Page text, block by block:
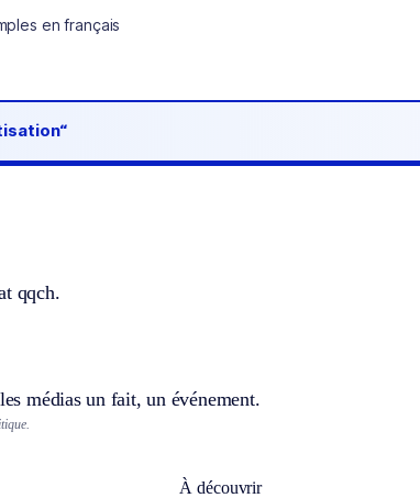
en français
qqch.
médias un fait, un événement.
À découvrir